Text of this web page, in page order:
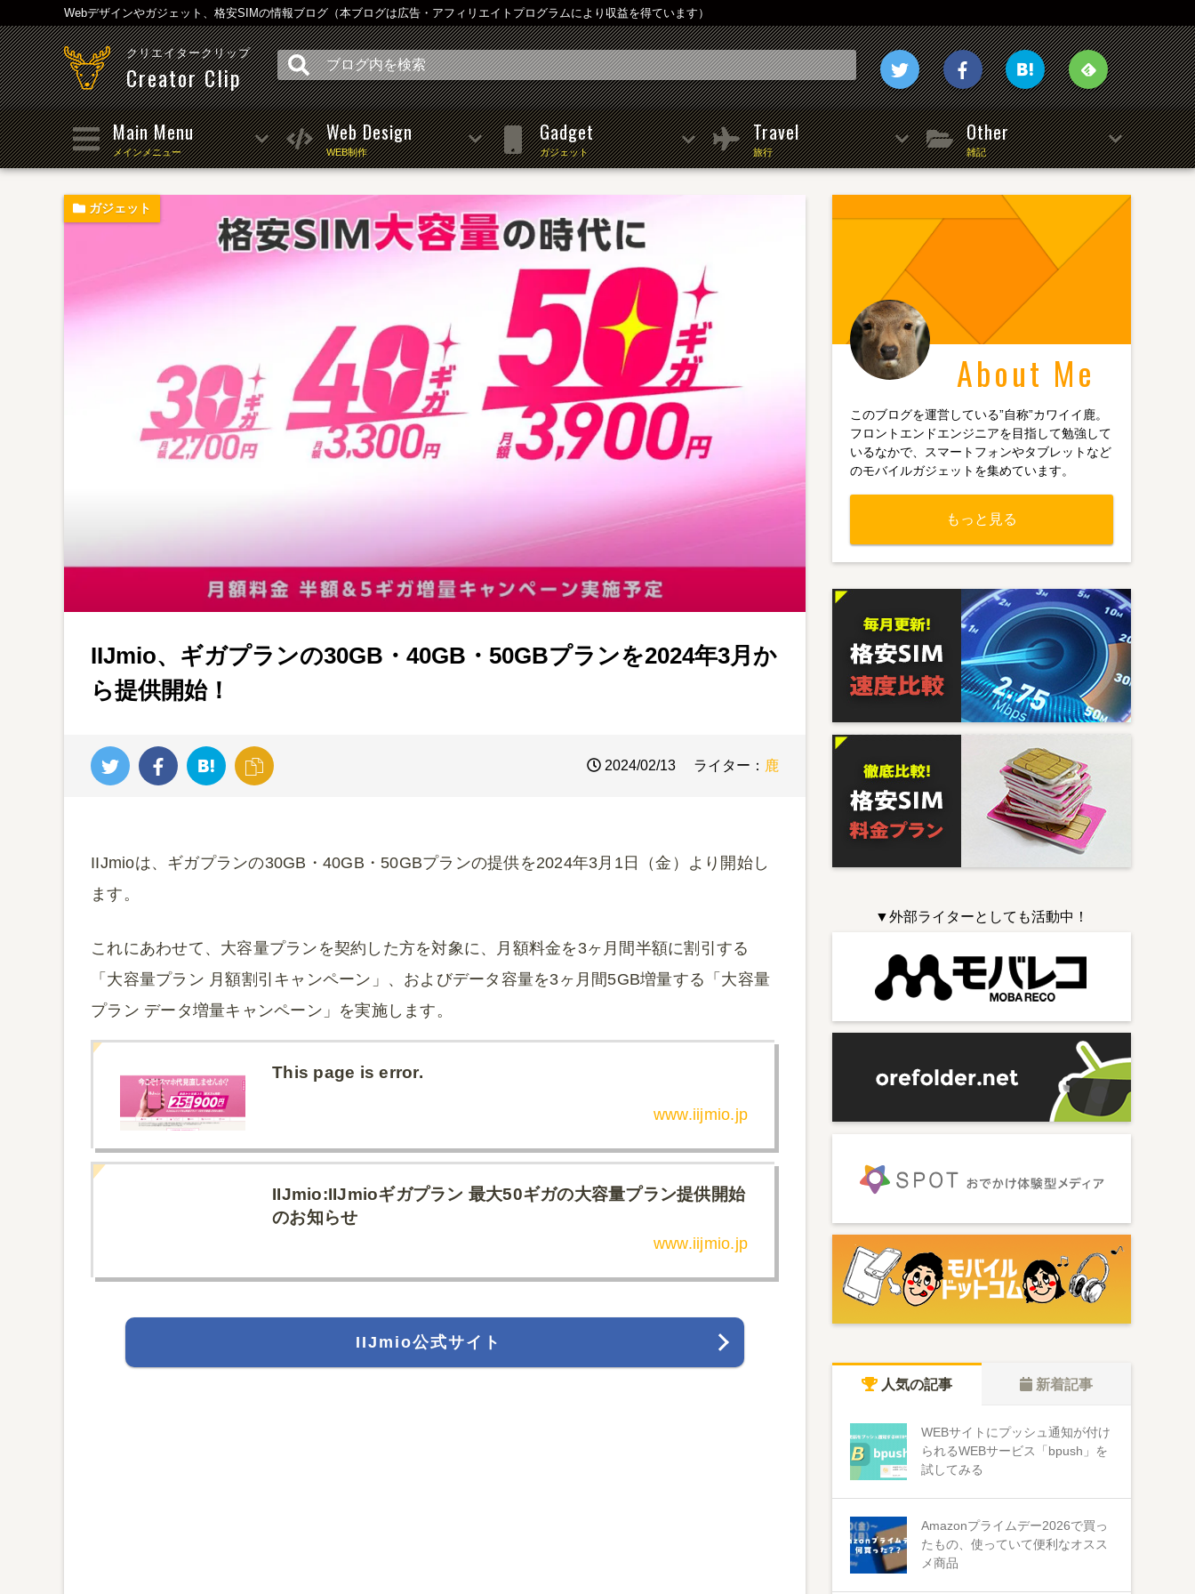
Webデザインやガジェット、格安SIMの情報ブログ（本ブログは広告・アフィリエイトプログラムにより収益を得ています）
クリエイタークリップ
Creator Clip
Main Menu
メインメニュー
Web Design
WEB制作
Gadget
ガジェット
Travel
旅行
Other
雑記
ガジェット
IIJmio、ギガプランの30GB・40GB・50GBプランを2024年3月か
ら提供開始！
2024/02/13 ライター： 鹿
IIJmioは、ギガプランの30GB・40GB・50GBプランの提供を2024年3月1日（金）より開始し
ます。
これにあわせて、大容量プランを契約した方を対象に、月額料金を3ヶ月間半額に割引する
「大容量プラン 月額割引キャンペーン」、およびデータ容量を3ヶ月間5GB増量する「大容量
プラン データ増量キャンペーン」を実施します。
This page is error.
www.iijmio.jp
IIJmio:IIJmioギガプラン 最大50ギガの大容量プラン提供開始
のお知らせ
www.iijmio.jp
IIJmio公式サイト
About Me
このブログを運営している”自称”カワイイ鹿。
フロントエンドエンジニアを目指して勉強して
いるなかで、スマートフォンやタブレットなど
のモバイルガジェットを集めています。
もっと見る
▼外部ライターとしても活動中！
人気の記事 新着記事
WEBサイトにプッシュ通知が付け
られるWEBサービス「bpush」を
試してみる
Amazonプライムデー2026で買っ
たもの、使っていて便利なオスス
メ商品